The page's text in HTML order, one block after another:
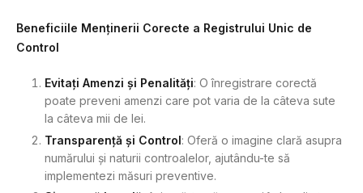
Beneficiile Menținerii Corecte a Registrului Unic de
Control
Evitați Amenzi și Penalități: O înregistrare corectă
poate preveni amenzi care pot varia de la câteva sute
la câteva mii de lei.
Transparență și Control: Oferă o imagine clară asupra
numărului și naturii controalelor, ajutându-te să
implementezi măsuri preventive.